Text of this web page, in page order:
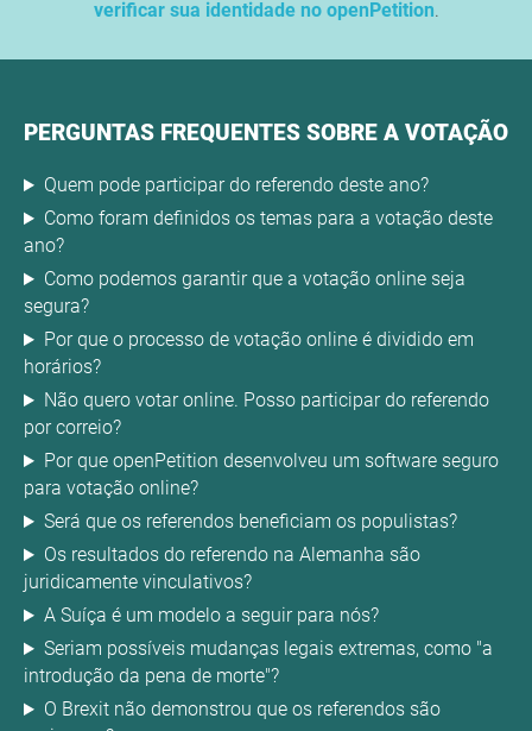
verificar sua identidade no openPetition.
PERGUNTAS FREQUENTES SOBRE A VOTAÇÃO
Quem pode participar do referendo deste ano?
Como foram definidos os temas para a votação deste
ano?
Como podemos garantir que a votação online seja
segura?
Por que o processo de votação online é dividido em
horários?
Não quero votar online. Posso participar do referendo
por correio?
Por que openPetition desenvolveu um software seguro
para votação online?
Será que os referendos beneficiam os populistas?
Os resultados do referendo na Alemanha são
juridicamente vinculativos?
A Suíça é um modelo a seguir para nós?
Seriam possíveis mudanças legais extremas, como "a
introdução da pena de morte"?
O Brexit não demonstrou que os referendos são